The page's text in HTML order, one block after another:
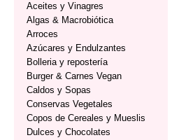
Aceites y Vinagres
Algas & Macrobiótica
Arroces
Azúcares y Endulzantes
Bolleria y repostería
Burger & Carnes Vegan
Caldos y Sopas
Conservas Vegetales
Copos de Cereales y Mueslis
Dulces y Chocolates